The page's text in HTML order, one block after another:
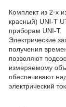
Комплект из 2-х
красный) UNI-T
приборам UNI-T.
Электрические
получения
позволяют
измеряемому
обеспечивают
электрический